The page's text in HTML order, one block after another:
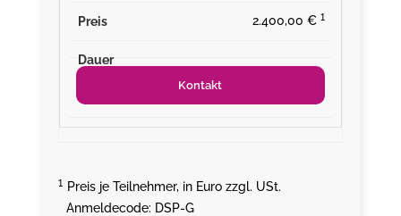
2.400,00 € ¹
Kontakt
¹ Preis je Teilnehmer, in Euro zzgl. USt.
Anmeldecode: DSP-G